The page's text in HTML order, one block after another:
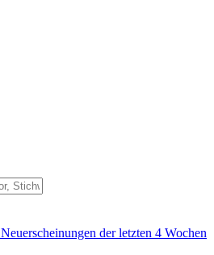
Neuerscheinungen der letzten 4 Wochen